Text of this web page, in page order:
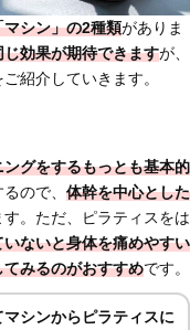
シン」の2種類がありま
効果が期待できますが、
紹介していきます。
ングをするもっとも基本的
ので、 体幹を中心とした
す。ただ、ピラティスをは
ないと身体を痛めやすい
みるのがおすすめです。
シンからピラティスに